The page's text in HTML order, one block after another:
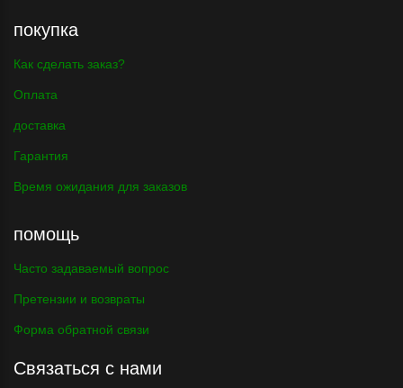
покупка
Как сделать заказ?
Оплата
доставка
Гарантия
Время ожидания для заказов
помощь
Часто задаваемый вопрос
Претензии и возвраты
Форма обратной связи
Связаться с нами